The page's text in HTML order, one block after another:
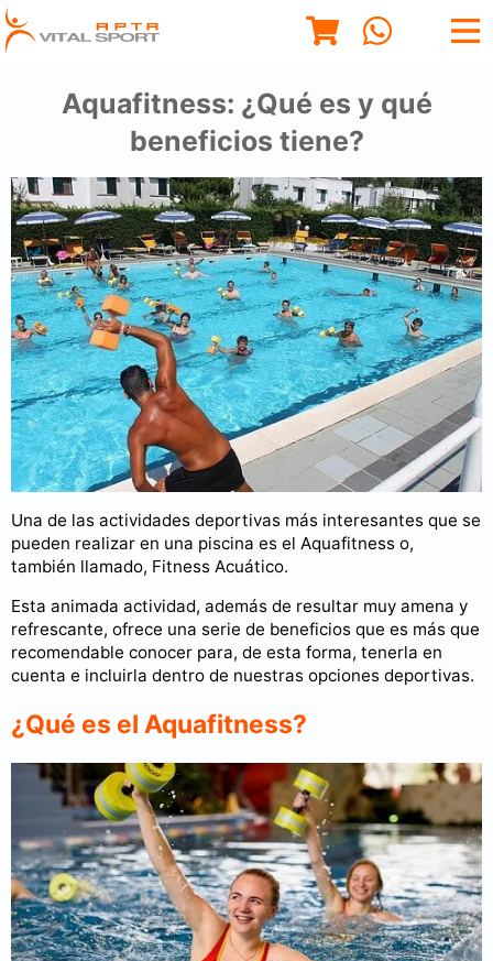
Aquafitness: ¿Qué es y qué
beneficios tiene?
Una de las actividades deportivas más interesantes que se
pueden realizar en una piscina es el Aquafitness o,
también llamado, Fitness Acuático.
Esta animada actividad, además de resultar muy amena y
refrescante, ofrece una serie de beneficios que es más que
recomendable conocer para, de esta forma, tenerla en
cuenta e incluirla dentro de nuestras opciones deportivas.
¿Qué es el Aquafitness?